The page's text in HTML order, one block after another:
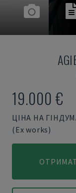
19.000 €
ЦІНА НА
(Ex works)